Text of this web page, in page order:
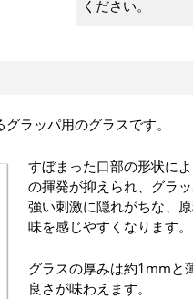
ください。
ラッパ用のグラスです。
すぼまった口部の形状に
の揮発が抑えられ、グラ
強い刺激に隠れがちな、
味を感じやすくなります。
グラスの厚みは約1mmと
良さが味わえます。